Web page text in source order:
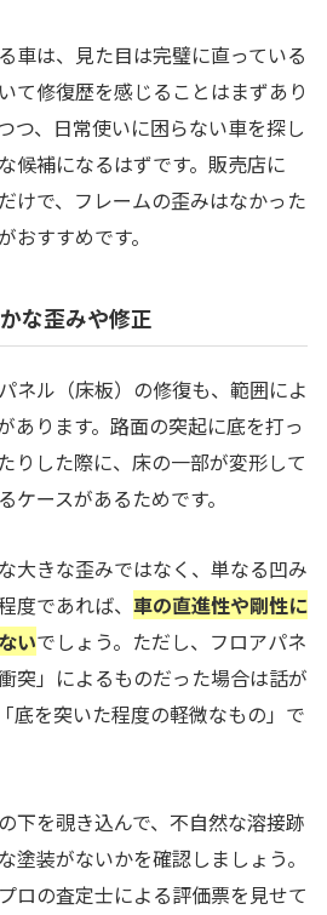
車は、見た目は完璧に直っている
て修復歴を感じることはまずあり
つ、日常使いに困らない車を探し
候補になるはずです。販売店に
けで、フレームの歪みはなかった
おすすめです。
な歪みや修正
ネル（床板）の修復も、範囲によ
あります。路面の突起に底を打っ
りした際に、床の一部が変形して
ケースがあるためです。
大きな歪みではなく、単なる凹み
度であれば、 車の直進性や剛性に
いでしょう。ただし、フロアパネ
突」によるものだった場合は話が
底を突いた程度の軽微なもの」で
下を覗き込んで、不自然な溶接跡
塗装がないかを確認しましょう。
ロの査定士による評価票を見せて